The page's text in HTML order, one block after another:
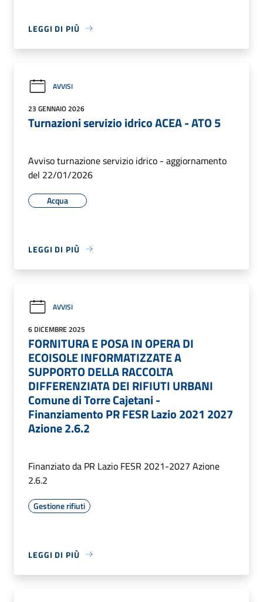
LEGGI DI PIÙ
AVVISI
23 GENNAIO 2026
Turnazioni servizio idrico ACEA - ATO 5
Avviso turnazione servizio idrico - aggiornamento
del 22/01/2026
Acqua
LEGGI DI PIÙ
AVVISI
6 DICEMBRE 2025
FORNITURA E POSA IN OPERA DI
ECOISOLE INFORMATIZZATE A
SUPPORTO DELLA RACCOLTA
DIFFERENZIATA DEI RIFIUTI URBANI
Comune di Torre Cajetani -
Finanziamento PR FESR Lazio 2021 2027
Azione 2.6.2
Finanziato da PR Lazio FESR 2021-2027 Azione
2.6.2
Gestione rifiuti
LEGGI DI PIÙ